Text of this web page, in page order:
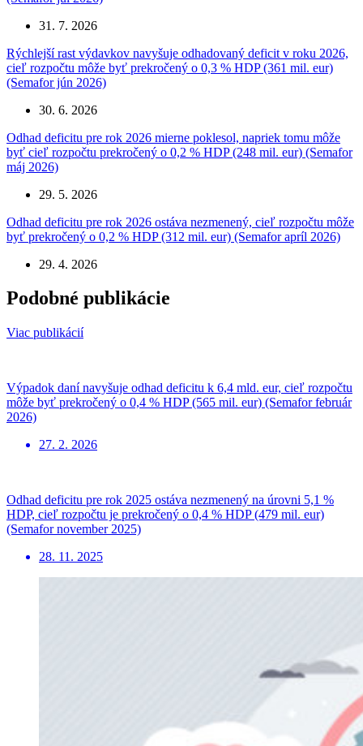
31. 7. 2026
Rýchlejší rast výdavkov navyšuje odhadovaný deficit v roku 2026,
cieľ rozpočtu môže byť prekročený o 0,3 % HDP (361 mil. eur)
(Semafor jún 2026)
30. 6. 2026
Odhad deficitu pre rok 2026 mierne poklesol, napriek tomu môže
byť cieľ rozpočtu prekročený o 0,2 % HDP (248 mil. eur) (Semafor
máj 2026)
29. 5. 2026
Odhad deficitu pre rok 2026 ostáva nezmenený, cieľ rozpočtu môže
byť prekročený o 0,2 % HDP (312 mil. eur) (Semafor apríl 2026)
29. 4. 2026
Podobné publikácie
Viac publikácií
Výpadok daní navyšuje odhad deficitu k 6,4 mld. eur, cieľ rozpočtu
môže byť prekročený o 0,4 % HDP (565 mil. eur) (Semafor február
2026)
27. 2. 2026
Odhad deficitu pre rok 2025 ostáva nezmenený na úrovni 5,1 %
HDP, cieľ rozpočtu je prekročený o 0,4 % HDP (479 mil. eur)
(Semafor november 2025)
28. 11. 2025